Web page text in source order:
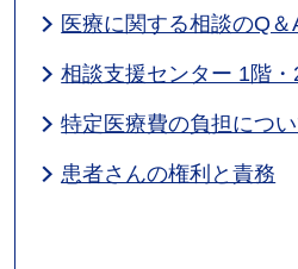
医療に関する相談のQ＆
相談支援センター 1階・
特定医療費の負担につ
患者さんの権利と責務